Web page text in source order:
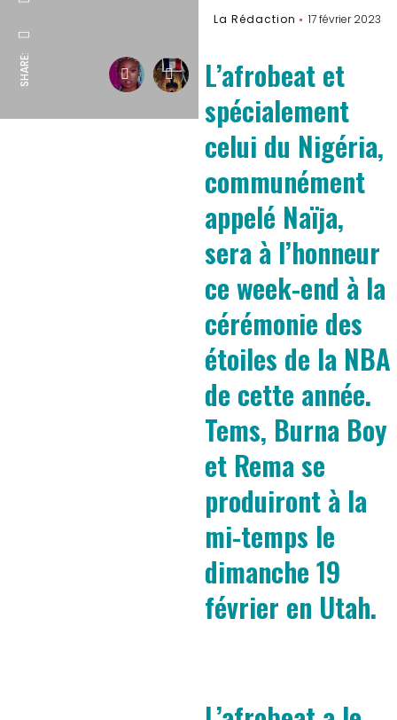
SHARE:
La Rédaction 17 février 2023
L’afrobeat et
spécialement
celui du Nigéria,
communément
appelé Naïja,
sera à l’honneur
ce week-end à la
cérémonie des
étoiles de la NBA
de cette année.
Tems, Burna Boy
et Rema se
produiront à la
mi-temps le
dimanche 19
février en Utah.